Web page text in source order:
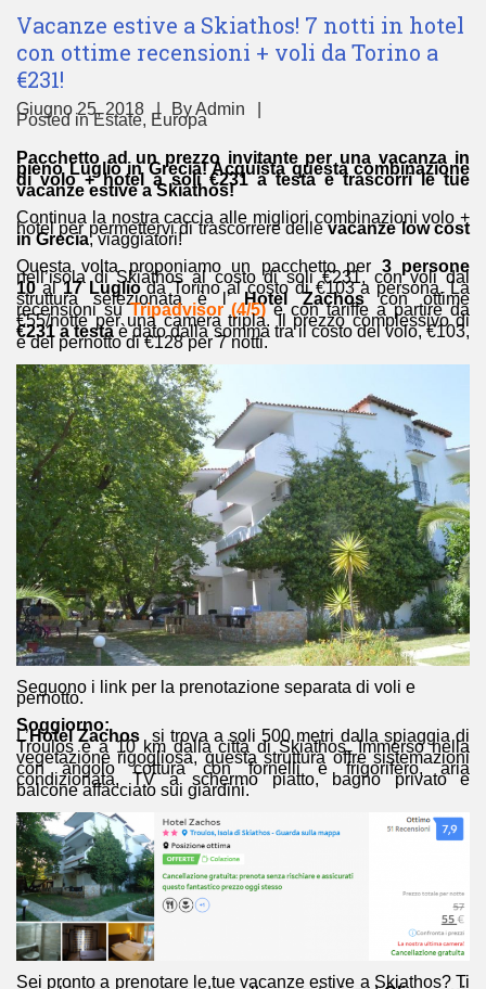
Vacanze estive a Skiathos! 7 notti in hotel
con ottime recensioni + voli da Torino a
€231!
Giugno 25, 2018 ByAdmin
Posted inEstate, Europa
Pacchetto ad un prezzo invitante per una vacanza in
pieno Luglio in Grecia! Acquista questa combinazione
di volo + hotel a soli €231 a testa e trascorri le tue
vacanze estive a Skiathos!
Continua la nostra caccia alle migliori combinazioni volo +
hotel per permettervi di trascorrere dellevacanze low cost
in Grecia, viaggiatori!
Questa volta proponiamo un pacchetto per 3 persone
nell’isola di Skiathos al costo di soli €231, con voli dal
10al17 Luglioda Torino al costo di €103 a persona. La
struttura selezionata è l’Hotel Zachoscon ottime
recensioni suTripadvisor (4/5)e con tariffe a partire da
€55/notte per una camera tripla. Il prezzo complessivo di
€231 a testaè dato dalla somma tra il costo del volo, €103,
e del pernotto di €128 per 7 notti.
Seguono i link per la prenotazione separata di voli e
pernotto.
Soggiorno:
L’Hotel Zachos si trova a soli 500 metri dalla spiaggia di
Troulos e a 10 km dalla città di Skiathos. Immerso nella
vegetazione rigogliosa, questa struttura offre sistemazioni
con angolo cottura con fornelli e frigorifero, aria
condizionata, TV a schermo piatto, bagno privato e
balcone affacciato sui giardini.
Sei pronto a prenotare le tue vacanze estive a Skiathos? Ti